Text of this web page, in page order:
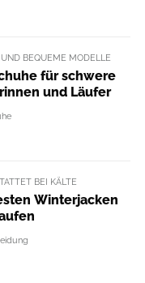
BEQUEME MODELLE
für schwere
und Läufer
BEI KÄLTE
Winterjacken